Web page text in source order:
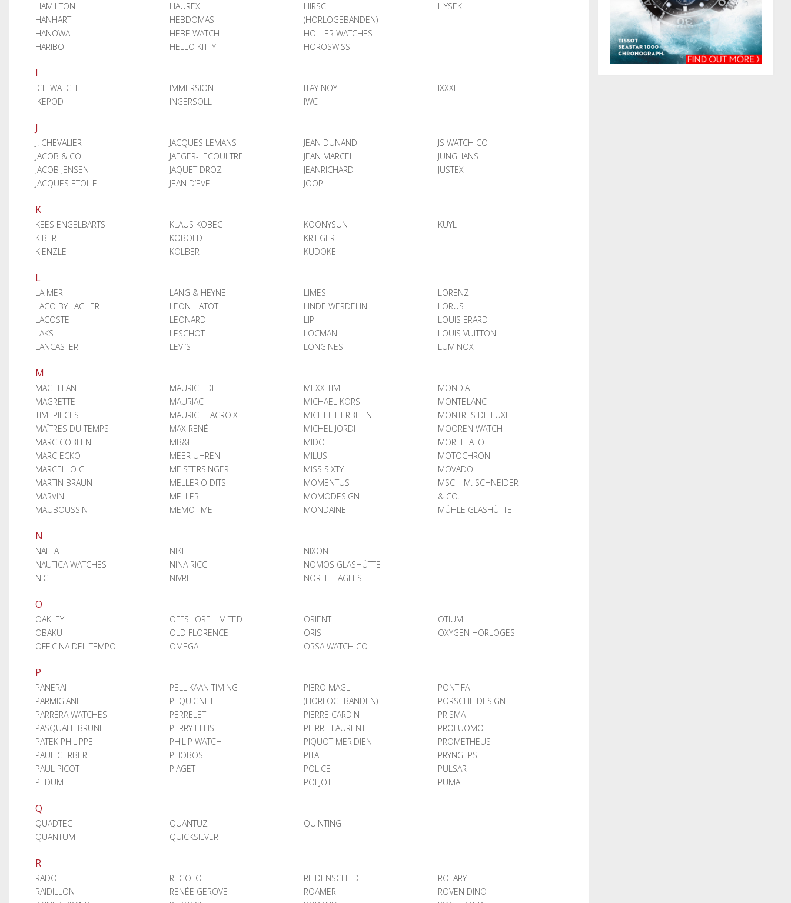
HAMILTON
HANHART
HANOWA
HARIBO
HAUREX
HEBDOMAS
HEBE WATCH
HELLO KITTY
HIRSCH
(HORLOGEBANDEN)
HOLLER WATCHES
HOROSWISS
HYSEK
I
ICE-WATCH
IKEPOD
IMMERSION
INGERSOLL
ITAY NOY
IWC
IXXXI
J
J. CHEVALIER
JACOB & CO.
JACOB JENSEN
JACQUES ETOILE
JACQUES LEMANS
JAEGER-LECOULTRE
JAQUET DROZ
JEAN D’EVE
JEAN DUNAND
JEAN MARCEL
JEANRICHARD
JOOP
JS WATCH CO
JUNGHANS
JUSTEX
K
KEES ENGELBARTS
KIBER
KIENZLE
KLAUS KOBEC
KOBOLD
KOLBER
KOONYSUN
KRIEGER
KUDOKE
KUYL
L
LA MER
LACO BY LACHER
LACOSTE
LAKS
LANCASTER
LANG & HEYNE
LEON HATOT
LEONARD
LESCHOT
LEVI’S
LIMES
LINDE WERDELIN
LIP
LOCMAN
LONGINES
LORENZ
LORUS
LOUIS ERARD
LOUIS VUITTON
LUMINOX
M
MAGELLAN
MAGRETTE
TIMEPIECES
MAÎTRES DU TEMPS
MARC COBLEN
MARC ECKO
MARCELLO C.
MARTIN BRAUN
MARVIN
MAUBOUSSIN
MAURICE DE
MAURIAC
MAURICE LACROIX
MAX RENÉ
MB&F
MEER UHREN
MEISTERSINGER
MELLERIO DITS
MELLER
MEMOTIME
MEXX TIME
MICHAEL KORS
MICHEL HERBELIN
MICHEL JORDI
MIDO
MILUS
MISS SIXTY
MOMENTUS
MOMODESIGN
MONDAINE
MONDIA
MONTBLANC
MONTRES DE LUXE
MOOREN WATCH
MORELLATO
MOTOCHRON
MOVADO
MSC – M. SCHNEIDER
& CO.
MÜHLE GLASHÜTTE
N
NAFTA
NAUTICA WATCHES
NICE
NIKE
NINA RICCI
NIVREL
NIXON
NOMOS GLASHÜTTE
NORTH EAGLES
O
OAKLEY
OBAKU
OFFICINA DEL TEMPO
OFFSHORE LIMITED
OLD FLORENCE
OMEGA
ORIENT
ORIS
ORSA WATCH CO
OTIUM
OXYGEN HORLOGES
P
PANERAI
PARMIGIANI
PARRERA WATCHES
PASQUALE BRUNI
PATEK PHILIPPE
PAUL GERBER
PAUL PICOT
PEDUM
PELLIKAAN TIMING
PEQUIGNET
PERRELET
PERRY ELLIS
PHILIP WATCH
PHOBOS
PIAGET
PIERO MAGLI
(HORLOGEBANDEN)
PIERRE CARDIN
PIERRE LAURENT
PIQUOT MERIDIEN
PITA
POLICE
POLJOT
PONTIFA
PORSCHE DESIGN
PRISMA
PROFUOMO
PROMETHEUS
PRYNGEPS
PULSAR
PUMA
Q
QUADTEC
QUANTUM
QUANTUZ
QUICKSILVER
QUINTING
R
RADO
RAIDILLON
REGOLO
RENÉE GEROVE
RIEDENSCHILD
ROAMER
ROTARY
ROVEN DINO